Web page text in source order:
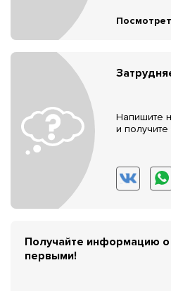
Напишите
и получите
Получайте информацию о
первыми!